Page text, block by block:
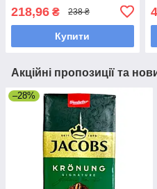
218,96 ₴ 238 ₴
Купити
Акційні пропозиції та
–28%